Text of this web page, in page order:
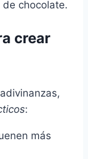
de chocolate.
crear
:
más